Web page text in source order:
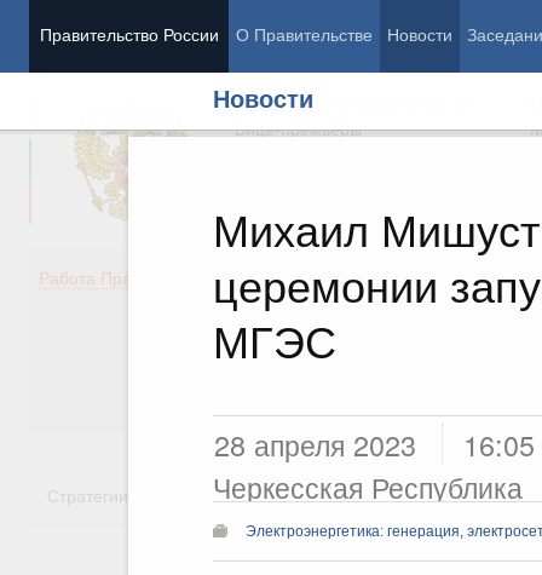
Правительство России О Правительстве Новости
Новости
Михаил
церемонии
МГЭС
28 апреля 2023
16:05
Черкесская Республика
Электроэнергетика: генерация,
Председатель Правительства
Вице-премьеры
Работа Правительства
Демография
Здоровье
Образование
Культура
Стратегии Государственные программы